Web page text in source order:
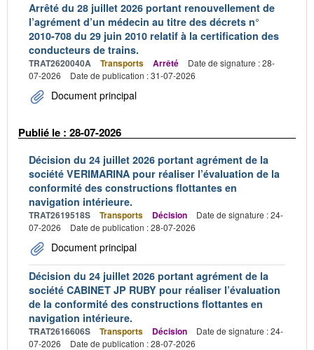
Arrêté du 28 juillet 2026 portant renouvellement de
l’agrément d’un médecin au titre des décrets n°
2010-708 du 29 juin 2010 relatif à la certification des
conducteurs de trains.
TRAT2620040A Transports Arrêté
Date de signature : 28-
07-2026
Date de publication : 31-07-2026
Document principal
Publié le : 28-07-2026
Décision du 24 juillet 2026 portant agrément de la
société VERIMARINA pour réaliser l’évaluation de la
conformité des constructions flottantes en
navigation intérieure.
TRAT2619518S Transports Décision
Date de signature : 24-
07-2026
Date de publication : 28-07-2026
Document principal
Décision du 24 juillet 2026 portant agrément de la
société CABINET JP RUBY pour réaliser l’évaluation
de la conformité des constructions flottantes en
navigation intérieure.
TRAT2616606S Transports Décision
Date de signature : 24-
07-2026
Date de publication : 28-07-2026